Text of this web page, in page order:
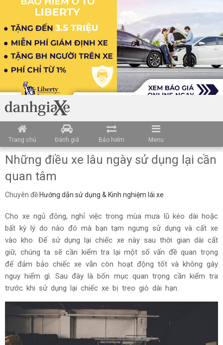
Trang chủ Đánh giá Bảo hiểm Menu
Những điều xe lâu ngày sử dụng lại cần
quan tâm
Chuyên đề:Hướng dẫn sử dụng & Kinh nghiệm lái xe
Cho xe ngủ đông, nghỉ việc trong mùa mưa lũ kéo dài hoặc
bất kỳ lý do nào đó mà bạn tạm ngưng sử dụng và cất xe
vào kho. Để sử dụng lại chiếc xe này sau thời gian dài cất
giữ, chúng ta sẽ cần kiểm tra lại một số vấn đề quan trọng
để đảm bảo chiếc xe vẫn còn hoạt động tốt và không gây
nguy hiểm gì. Sau đây là bốn mục quan trọng cần kiểm tra
trước khi sử dụng lại chiếc xe bị treo giò dài hạn.